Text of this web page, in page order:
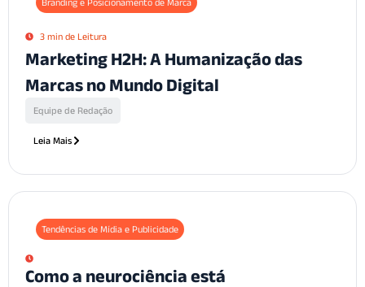
Branding e Posicionamento de Marca
3 min de Leitura
Marketing H2H: A Humanização das
Marcas no Mundo Digital
Equipe de Redação
Leia Mais
Tendências de Mídia e Publicidade
Como a neurociência está